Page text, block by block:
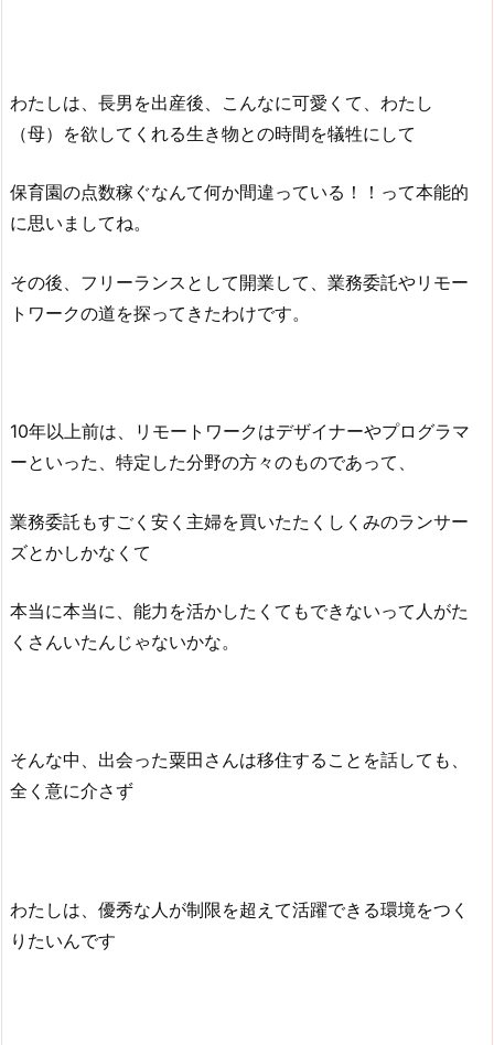
わたしは、長男を出産後、こんなに可愛くて、わたし
（母）を欲してくれる生き物との時間を犠牲にして
保育園の点数稼ぐなんて何か間違っている！！って本能的
に思いましてね。
その後、フリーランスとして開業して、業務委託やリモー
トワークの道を探ってきたわけです。
10年以上前は、リモートワークはデザイナーやプログラマ
ーといった、特定した分野の方々のものであって、
業務委託もすごく安く主婦を買いたたくしくみのランサー
ズとかしかなくて
本当に本当に、能力を活かしたくてもできないって人がた
くさんいたんじゃないかな。
そんな中、出会った粟田さんは移住することを話しても、
全く意に介さず
わたしは、優秀な人が制限を超えて活躍できる環境をつく
りたいんです